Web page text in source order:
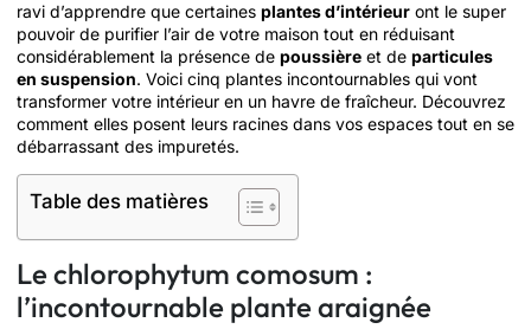
ravi d’apprendre que certaines plantes d’intérieur ont le super
pouvoir de purifier l’air de votre maison tout en réduisant
considérablement la présence de poussière et de particules
en suspension. Voici cinq plantes incontournables qui vont
transformer votre intérieur en un havre de fraîcheur. Découvrez
comment elles posent leurs racines dans vos espaces tout en se
débarrassant des impuretés.
Table des matières
Le chlorophytum comosum :
l’incontournable plante araignée